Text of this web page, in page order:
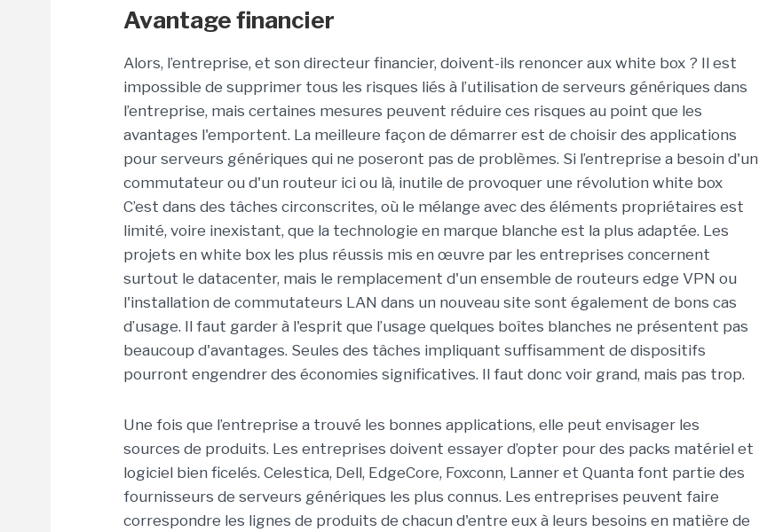
Avantage financier
Alors, l’entreprise, et son directeur financier, doivent-ils renoncer aux white box ? Il est
impossible de supprimer tous les risques liés à l’utilisation de serveurs génériques dans
l’entreprise, mais certaines mesures peuvent réduire ces risques au point que les
avantages l'emportent. La meilleure façon de démarrer est de choisir des applications
pour serveurs génériques qui ne poseront pas de problèmes. Si l’entreprise a besoin d'un
commutateur ou d'un routeur ici ou là, inutile de provoquer une révolution white box
C’est dans des tâches circonscrites, où le mélange avec des éléments propriétaires est
limité, voire inexistant, que la technologie en marque blanche est la plus adaptée. Les
projets en white box les plus réussis mis en œuvre par les entreprises concernent
surtout le datacenter, mais le remplacement d'un ensemble de routeurs edge VPN ou
l'installation de commutateurs LAN dans un nouveau site sont également de bons cas
d’usage. Il faut garder à l'esprit que l’usage quelques boîtes blanches ne présentent pas
beaucoup d'avantages. Seules des tâches impliquant suffisamment de dispositifs
pourront engendrer des économies significatives. Il faut donc voir grand, mais pas trop.
Une fois que l’entreprise a trouvé les bonnes applications, elle peut envisager les
sources de produits. Les entreprises doivent essayer d’opter pour des packs matériel et
logiciel bien ficelés. Celestica, Dell, EdgeCore, Foxconn, Lanner et Quanta font partie des
fournisseurs de serveurs génériques les plus connus. Les entreprises peuvent faire
correspondre les lignes de produits de chacun d'entre eux à leurs besoins en matière de